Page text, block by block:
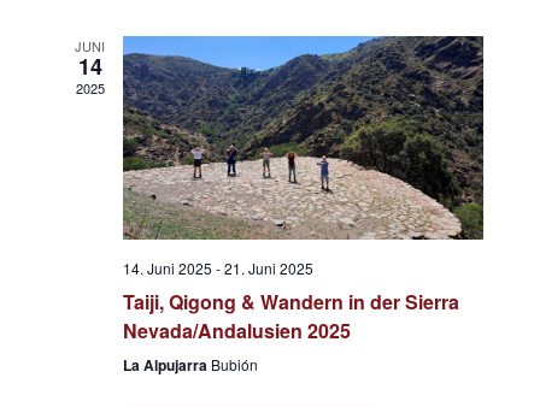
JUNI
14
2025
14. Juni 2025 -21. Juni 2025
Taiji, Qigong & Wandern in der Sierra
Nevada/Andalusien 2025
La Alpujarra Bubión